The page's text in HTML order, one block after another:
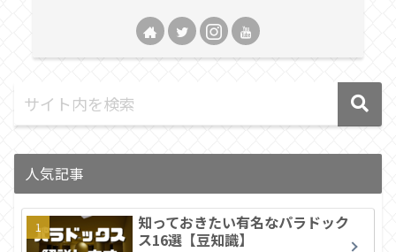
人気記事
知っておきたい有名なパラドック
ス16選【豆知識】